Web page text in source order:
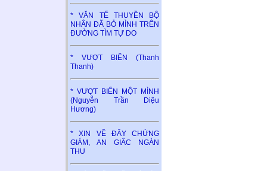
* VĂN TẾ THUYỀN BỘ
NHÂN ĐÃ BỎ MÌNH TRÊN
ĐƯỜNG TÌM TỰ DO
* VƯỢT BIỂN (Thanh
Thanh)
* VƯỢT BIỂN MỘT MÌNH
(Nguyễn Trần Diệu
Hương)
* XIN VỀ ĐÂY CHỨNG
GIÁM, AN GIẤC NGÀN
THU